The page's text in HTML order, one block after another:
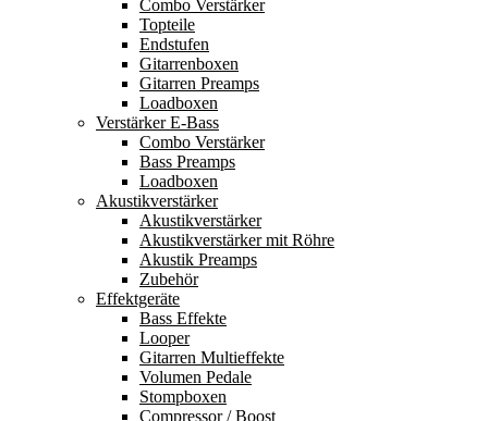
Combo Verstärker
Topteile
Endstufen
Gitarrenboxen
Gitarren Preamps
Loadboxen
Verstärker E-Bass
Combo Verstärker
Bass Preamps
Loadboxen
Akustikverstärker
Akustikverstärker
Akustikverstärker mit Röhre
Akustik Preamps
Zubehör
Effektgeräte
Bass Effekte
Looper
Gitarren Multieffekte
Volumen Pedale
Stompboxen
Compressor / Boost